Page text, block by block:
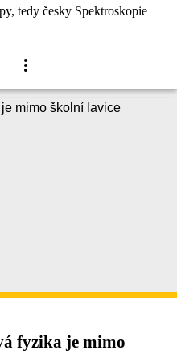
tedy česky Spektroskopie
fyzika je mimo